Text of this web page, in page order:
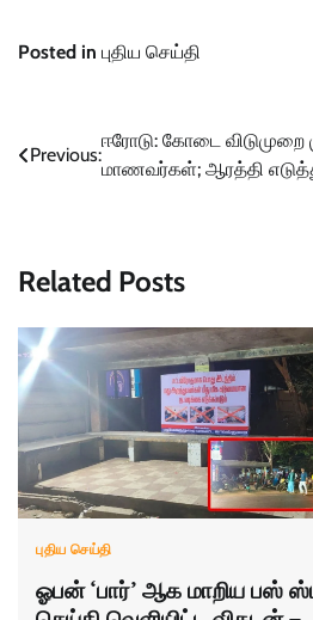
Posted in புதிய செய்தி
Post
Previous:
ஈரோடு: கோடை விடுமுறை
மாணவர்கள்; ஆரத்தி
Related Posts
புதிய செய்தி
ஓபன் ‘பார்’ ஆக மாறிய பஸ்